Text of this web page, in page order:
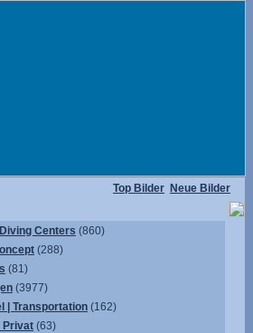
Top Bilder Neue Bilder
Centers (860)
(288)
(81)
(3977)
| Transportation (162)
Privat (63)